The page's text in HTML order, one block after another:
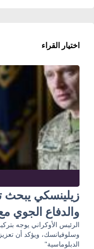
اختيار القراء
زيلينسكي يبحث
والدفاع الجوي
الرئيس الأوكراني يوجه
وسلوفيانسك، ويؤكد أن
الدبلوماسية"